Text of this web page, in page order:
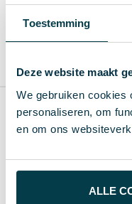
Toestemming
Deze website maakt
We gebruiken cookies
personaliseren, om
en om ons
ALLE
Glas
Producten per pagina
Wat